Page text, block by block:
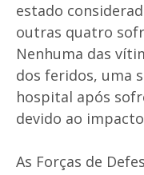
estado
outras quatro
Nenhuma das
dos feridos, uma
hospital após
devido ao
As Forças de